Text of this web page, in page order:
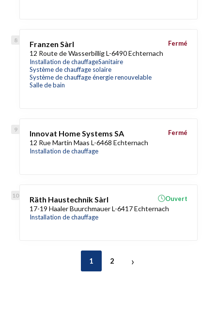
Franzen Sàrl
12 Route de Wasserbillig L-6490 Echternach
Installation de chauffageSanitaire
Système de chauffage solaire
Système de chauffage énergie renouvelable
Salle de bain
Fermé
Innovat Home Systems SA
12 Rue Martin Maas L-6468 Echternach
Installation de chauffage
Fermé
Räth Haustechnik Sàrl
17-19 Haaler Buurchmauer L-6417 Echternach
Installation de chauffage
Ouvert
1 2 ›